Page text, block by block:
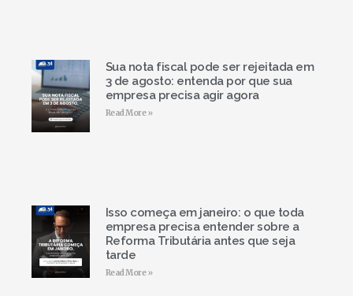
Sua nota fiscal pode ser rejeitada em
3 de agosto: entenda por que sua
empresa precisa agir agora
Read More »
Isso começa em janeiro: o que toda
empresa precisa entender sobre a
Reforma Tributária antes que seja
tarde
Read More »